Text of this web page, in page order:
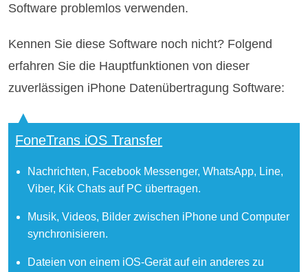
Software problemlos verwenden.
Kennen Sie diese Software noch nicht? Folgend
erfahren Sie die Hauptfunktionen von dieser
zuverlässigen iPhone Datenübertragung Software:
FoneTrans iOS Transfer
Nachrichten, Facebook Messenger, WhatsApp, Line,
Viber, Kik Chats auf PC übertragen.
Musik, Videos, Bilder zwischen iPhone und Computer
synchronisieren.
Dateien von einem iOS-Gerät auf ein anderes zu